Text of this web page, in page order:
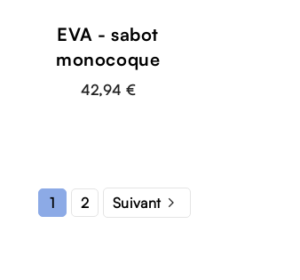
EVA - sabot
monocoque
42,94 €
1 2 Suivant